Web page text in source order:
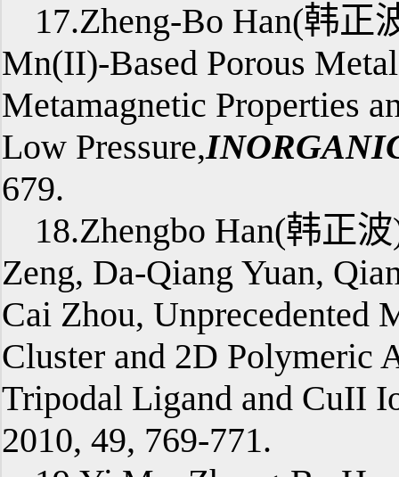
17.Zheng-Bo Han(韩正
Mn(II)-Based Porous
Metamagnetic Properties
Low Pressure,
679.
18.Zhengbo Han(韩正
Zeng, Da-Qiang Yuan,
Cai Zhou, Unprecedented
Cluster and 2D Polymeric
Tripodal Ligand and CuII
2010, 49, 769-771.